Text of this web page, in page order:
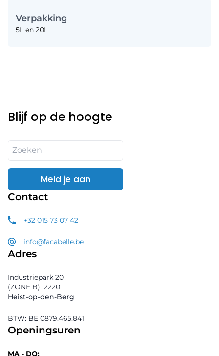
Verpakking
5L en 20L
Blijf op de hoogte
Meld je aan
Contact
+32 015 73 07 42
info@facabelle.be
Adres
Industriepark 20
(ZONE B) 2220
Heist-op-den-Berg
BTW: BE 0879.465.841
Openingsuren
MA - DO: